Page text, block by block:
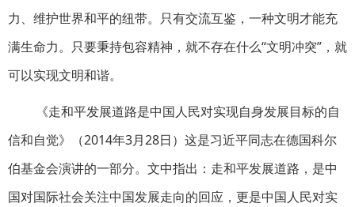
力、维护世界和平的纽带。只有交流互鉴，一种文明才能充
满生命力。只要秉持包容精神，就不存在什么“文明冲突”，就
可以实现文明和谐。
《走和平发展道路是中国人民对实现自身发展目标的自
信和自觉》（2014年3月28日）这是习近平同志在德国科尔
伯基金会演讲的一部分。文中指出：走和平发展道路，是中
国对国际社会关注中国发展走向的回应，更是中国人民对实